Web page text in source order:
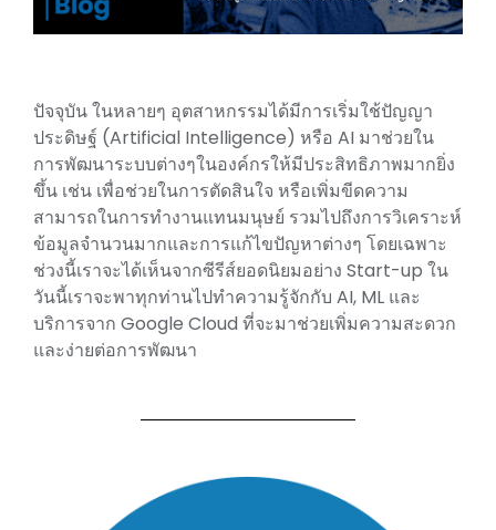
ปัจจุบัน ในหลายๆ อุตสาหกรรมได้มีการเริ่มใช้ปัญญา
ประดิษฐ์ (Artificial Intelligence) หรือ AI มาช่วยใน
การพัฒนาระบบต่างๆในองค์กรให้มีประสิทธิภาพมากยิ่ง
ขึ้น เช่น เพื่อช่วยในการตัดสินใจ หรือเพิ่มขีดความ
สามารถในการทำงานแทนมนุษย์ รวมไปถึงการวิเคราะห์
ข้อมูลจำนวนมากและการแก้ไขปัญหาต่างๆ โดยเฉพาะ
ช่วงนี้เราจะได้เห็นจากซีรีส์ยอดนิยมอย่าง Start-up ใน
วันนี้เราจะพาทุกท่านไปทำความรู้จักกับ AI, ML และ
บริการจาก Google Cloud ที่จะมาช่วยเพิ่มความสะดวก
และง่ายต่อการพัฒนา